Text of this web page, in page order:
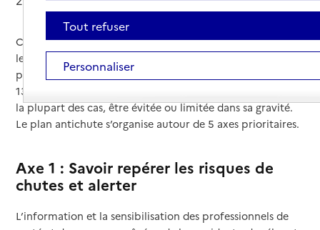
Chaque année, on dénombre 2 millions de chutes chez
les personnes de plus de 65 ans. Leurs conséquences
peuvent être graves, puisqu’elles entraînent plus de
130 000 hospitalisations. Pourtant la chute pourrait, dans
la plupart des cas, être évitée ou limitée dans sa gravité.
Le plan antichute s’organise autour de 5 axes prioritaires.
Axe 1 : Savoir repérer les risques de
chutes et alerter
L’information et la sensibilisation des professionnels de
Tout refuser
Personnaliser